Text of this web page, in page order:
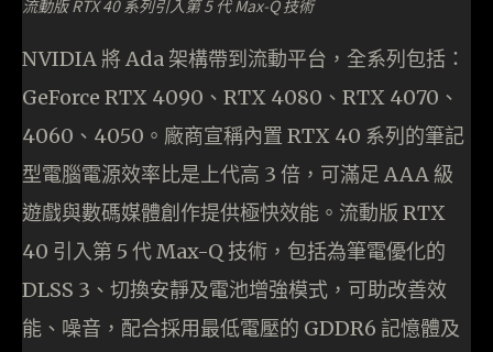
流動版 RTX 40 系列引入第 5 代 Max-Q 技術
NVIDIA 將 Ada 架構帶到流動平台，全系列包括：
GeForce RTX 4090、RTX 4080、RTX 4070、
4060、4050。廠商宣稱內置 RTX 40 系列的筆記
型電腦電源效率比是上代高 3 倍，可滿足 AAA 級
遊戲與數碼媒體創作提供極快效能。流動版 RTX
40 引入第 5 代 Max-Q 技術，包括為筆電優化的
DLSS 3、切換安靜及電池增強模式，可助改善效
能、噪音，配合採用最低電壓的 GDDR6 記憶體及